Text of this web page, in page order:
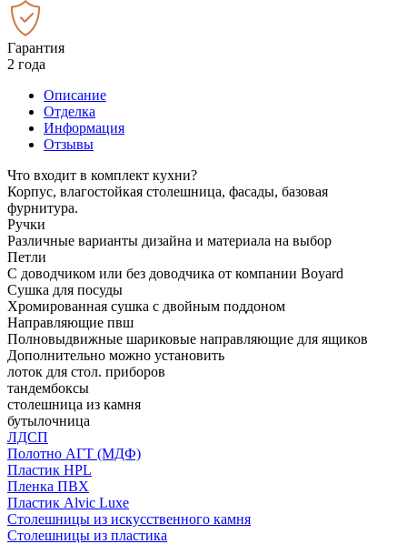
Гарантия
2 года
Описание
Отделка
Информация
Отзывы
Что входит в комплект кухни?
Корпус, влагостойкая столешница, фасады, базовая
фурнитура.
Ручки
Различные варианты дизайна и материала на выбор
Петли
С доводчиком или без доводчика от компании Boyard
Сушка для посуды
Хромированная сушка с двойным поддоном
Направляющие пвш
Полновыдвижные шариковые направляющие для ящиков
Дополнительно можно установить
лоток для стол. приборов
тандембоксы
столешница из камня
бутылочница
ЛДСП
Полотно АГТ (МДФ)
Пластик HPL
Пленка ПВХ
Пластик Alvic Luxe
Столешницы из искусственного камня
Столешницы из пластика